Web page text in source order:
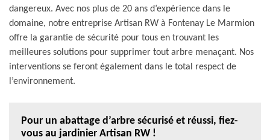
dangereux. Avec nos plus de 20 ans d’expérience dans le
domaine, notre entreprise Artisan RW à Fontenay Le Marmion
offre la garantie de sécurité pour tous en trouvant les
meilleures solutions pour supprimer tout arbre menaçant. Nos
interventions se feront également dans le total respect de
l’environnement.
Pour un abattage d’arbre sécurisé et réussi, fiez-
vous au jardinier Artisan RW !